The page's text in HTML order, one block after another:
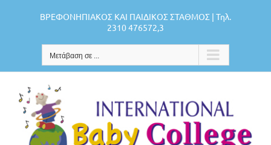
ΒΡΕΦΟΝΗΠΙΑΚΟΣ ΚΑΙ ΠΑΙΔΙΚΟΣ ΣΤΑΘΜΟΣ | Τηλ.
2310 476572,3
Μετάβαση σε ...